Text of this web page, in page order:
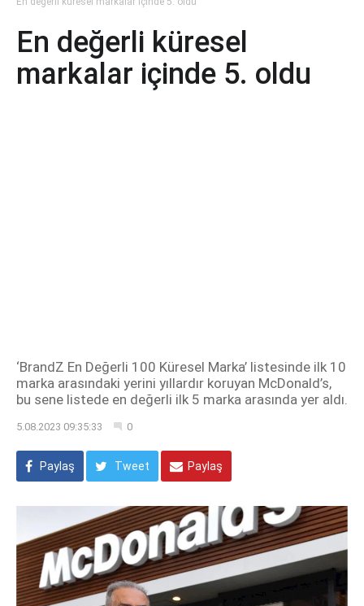
En değerli küresel
markalar içinde 5. oldu
‘BrandZ En Değerli 100 Küresel Marka’ listesinde ilk 10
marka arasındaki yerini yıllardır koruyan McDonald’s,
bu sene listede en değerli ilk 5 marka arasında yer aldı.
5.08.2023 09:35:33 0
Paylaş Tweet Paylaş